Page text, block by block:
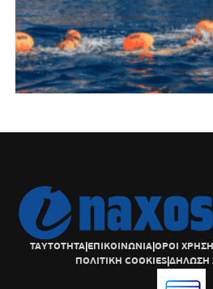
ΤΑΥΤΟΤΗΤΑ|ΕΠΙΚΟΙΝΩΝΙΑ|ΟΡΟΙ
ΠΟΛΙΤΙΚΗ COOKIES|ΔΗΛΩΣΗ